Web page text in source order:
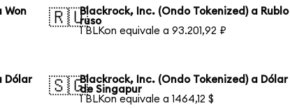
Won
🇷🇺Blackrock, Inc. (Ondo Tokenized) a Rublo
ruso
1 BLKon equivale a 93.201,92 ₽
Dólar
🇸🇬Blackrock, Inc. (Ondo Tokenized) a Dólar
de Singapur
1 BLKon equivale a 1464,12 $